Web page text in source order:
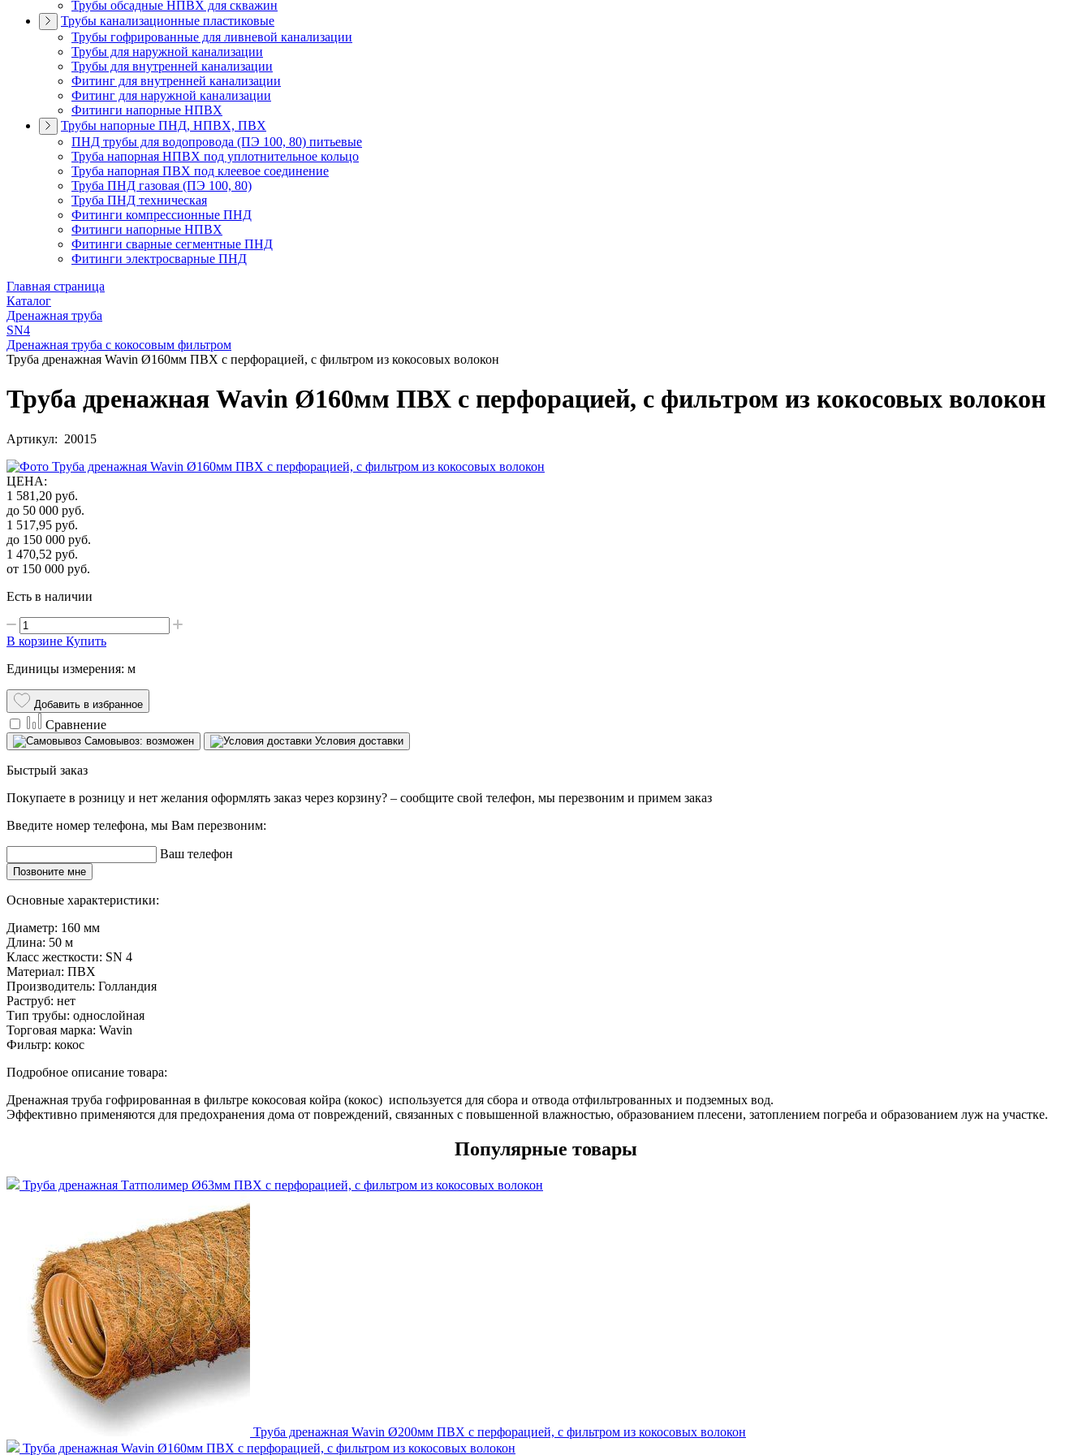
Трубы обсадные НПВХ для скважин
Трубы канализационные пластиковые
Трубы гофрированные для ливневой канализации
Трубы для наружной канализации
Трубы для внутренней канализации
Фитинг для внутренней канализации
Фитинг для наружной канализации
Фитинги напорные НПВХ
Трубы напорные ПНД, НПВХ, ПВХ
ПНД трубы для водопровода (ПЭ 100, 80) питьевые
Труба напорная НПВХ под уплотнительное кольцо
Труба напорная ПВХ под клеевое соединение
Труба ПНД газовая (ПЭ 100, 80)
Труба ПНД техническая
Фитинги компрессионные ПНД
Фитинги напорные НПВХ
Фитинги сварные сегментные ПНД
Фитинги электросварные ПНД
Главная страница
Каталог
Дренажная труба
SN4
Дренажная труба с кокосовым фильтром
Труба дренажная Wavin Ø160мм ПВХ с перфорацией, с фильтром из кокосовых волокон
Труба дренажная Wavin Ø160мм ПВХ с перфорацией, с фильтром из кокосовых волокон
Артикул: 20015
ЦЕНА:
1 581,20 руб.
до 50 000 руб.
1 517,95 руб.
до 150 000 руб.
1 470,52 руб.
от 150 000 руб.
Есть в наличии
В корзине Купить
Единицы измерения: м
Добавить в избранное
Сравнение
Самовывоз: возможен Условия доставки
Быстрый заказ
Покупаете в розницу и нет желания оформлять заказ через корзину? – сообщите свой телефон, мы перезвоним и примем заказ
Введите номер телефона, мы Вам перезвоним:
Ваш телефон
Позвоните мне
Основные характеристики:
Диаметр: 160 мм
Длина: 50 м
Класс жесткости: SN 4
Материал: ПВХ
Производитель: Голландия
Раструб: нет
Тип трубы: однослойная
Торговая марка: Wavin
Фильтр: кокос
Подробное описание товара:
Дренажная труба гофрированная в фильтре кокосовая койра (кокос) используется для сбора и отвода отфильтрованных и подземных вод.
Эффективно применяются для предохранения дома от повреждений, связанных с повышенной влажностью, образованием плесени, затоплением погреба и образованием луж на участке.
Популярные товары
Труба дренажная Татполимер Ø63мм ПВХ с перфорацией, с фильтром из кокосовых волокон
Труба дренажная Wavin Ø200мм ПВХ с перфорацией, с фильтром из кокосовых волокон
Труба дренажная Wavin Ø160мм ПВХ с перфорацией, с фильтром из кокосовых волокон